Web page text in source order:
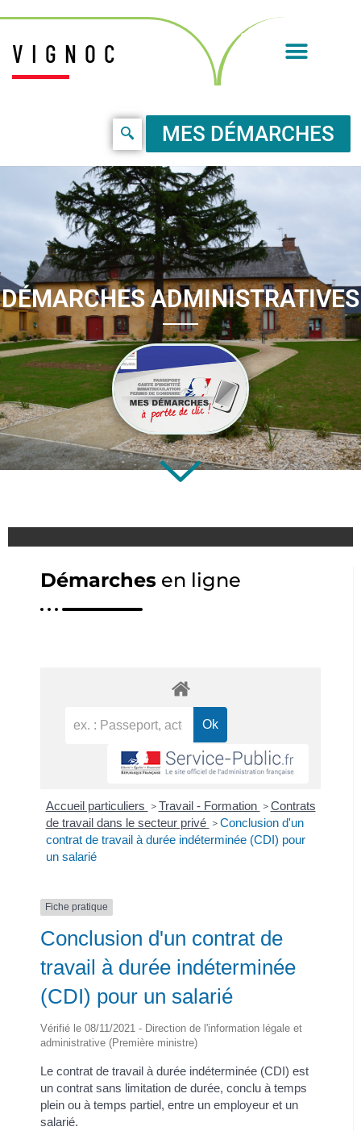
VIGNOC
MES DÉMARCHES
DÉMARCHES ADMINISTRATIVES
Démarches en ligne
Accueil particuliers > Travail - Formation > Contrats
de travail dans le secteur privé > Conclusion d'un
contrat de travail à durée indéterminée (CDI) pour
un salarié
Fiche pratique
Conclusion d'un contrat de
travail à durée indéterminée
(CDI) pour un salarié
Vérifié le 08/11/2021 - Direction de l'information légale et
administrative (Première ministre)
Le contrat de travail à durée indéterminée (CDI) est
un contrat sans limitation de durée, conclu à temps
plein ou à temps partiel, entre un employeur et un
salarié.